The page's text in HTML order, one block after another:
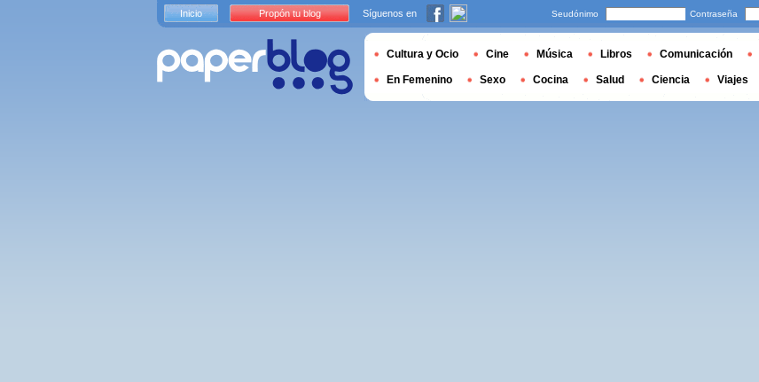
Inicio Propón tu blog Síguenos en Seudónimo Contraseña
Cultura y Ocio Cine Música Libros Comunicación
En Femenino Sexo Cocina Salud Ciencia Viajes